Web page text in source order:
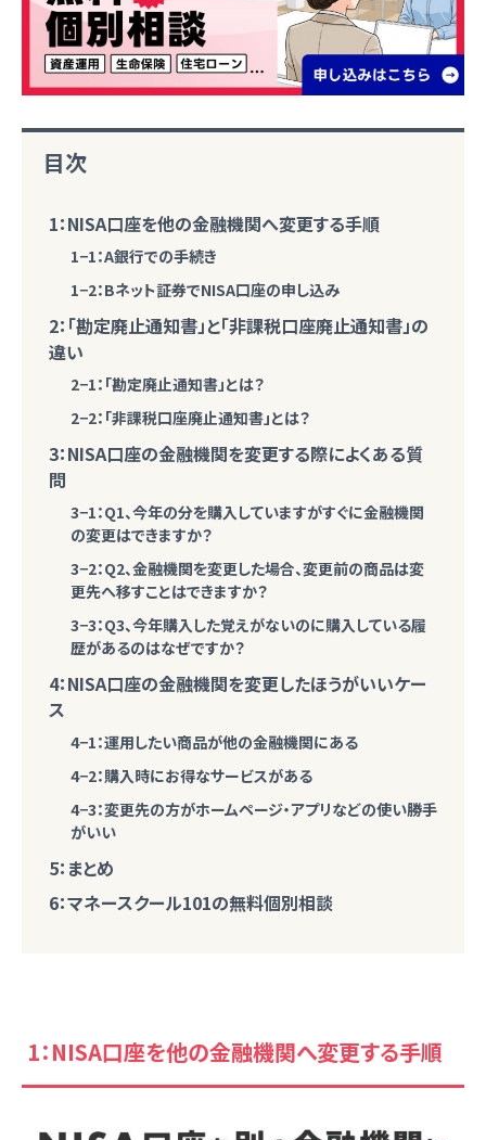
目次
1：NISA口座を他の金融機関へ変更する手順
1−1：A銀行での手続き
1−2：Bネット証券でNISA口座の申し込み
2：「勘定廃止通知書」と「非課税口座廃止通知書」の
違い
2−1：「勘定廃止通知書」とは？
2−2：「非課税口座廃止通知書」とは？
3：NISA口座の金融機関を変更する際によくある質
問
3−1：Q1、今年の分を購入していますがすぐに金融機関
の変更はできますか？
3−2：Q2、金融機関を変更した場合、変更前の商品は変
更先へ移すことはできますか？
3−3：Q3、今年購入した覚えがないのに購入している履
歴があるのはなぜですか？
4：NISA口座の金融機関を変更したほうがいいケー
ス
4−1：運用したい商品が他の金融機関にある
4−2：購入時にお得なサービスがある
4−3：変更先の方がホームページ・アプリなどの使い勝手
がいい
5：まとめ
6：マネースクール101の無料個別相談
1：NISA口座を他の金融機関へ変更する手順